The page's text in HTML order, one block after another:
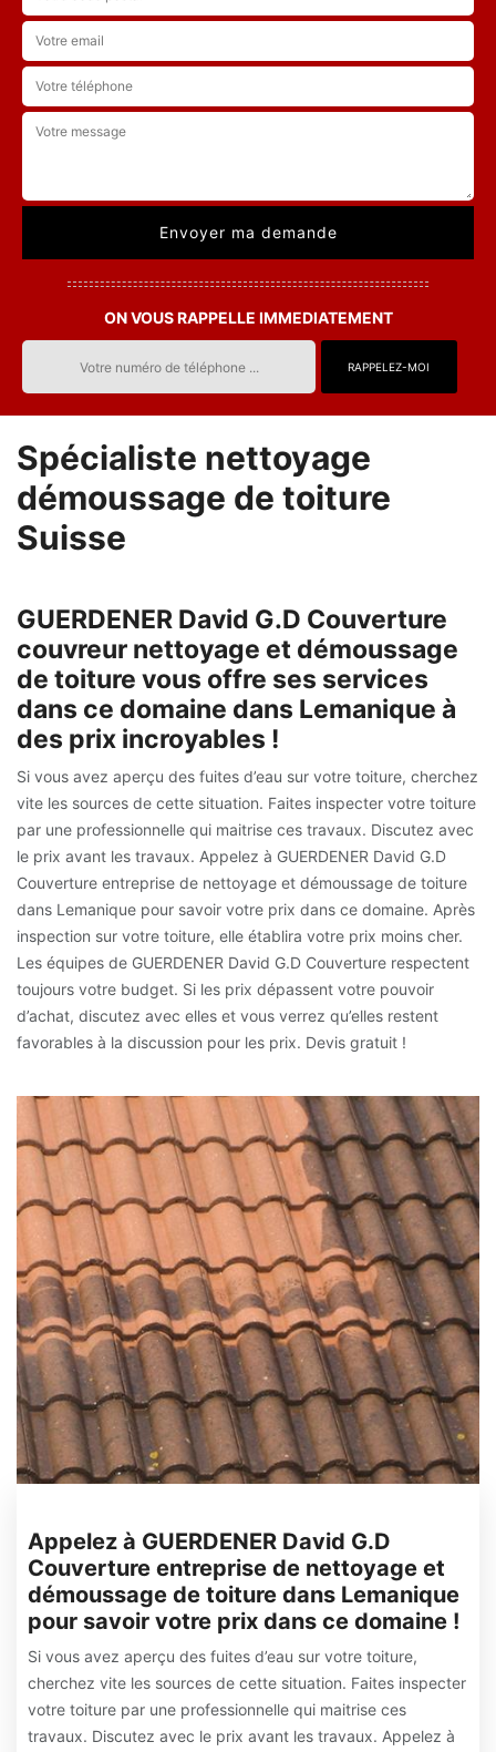
ON VOUS RAPPELLE IMMEDIATEMENT
Spécialiste nettoyage
démoussage de toiture
Suisse
GUERDENER David G.D Couverture
couvreur nettoyage et démoussage
de toiture vous offre ses services
dans ce domaine dans Lemanique à
des prix incroyables !
Si vous avez aperçu des fuites d’eau sur votre toiture, cherchez
vite les sources de cette situation. Faites inspecter votre toiture
par une professionnelle qui maitrise ces travaux. Discutez avec
le prix avant les travaux. Appelez à GUERDENER David G.D
Couverture entreprise de nettoyage et démoussage de toiture
dans Lemanique pour savoir votre prix dans ce domaine. Après
inspection sur votre toiture, elle établira votre prix moins cher.
Les équipes de GUERDENER David G.D Couverture respectent
toujours votre budget. Si les prix dépassent votre pouvoir
d’achat, discutez avec elles et vous verrez qu’elles restent
favorables à la discussion pour les prix. Devis gratuit !
Appelez à GUERDENER David G.D
Couverture entreprise de nettoyage et
démoussage de toiture dans Lemanique
pour savoir votre prix dans ce domaine !
Si vous avez aperçu des fuites d’eau sur votre toiture,
cherchez vite les sources de cette situation. Faites inspecter
votre toiture par une professionnelle qui maitrise ces
travaux. Discutez avec le prix avant les travaux. Appelez à